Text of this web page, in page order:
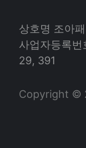
상호명 조아
사업자등록
29, 391
Copyright ©